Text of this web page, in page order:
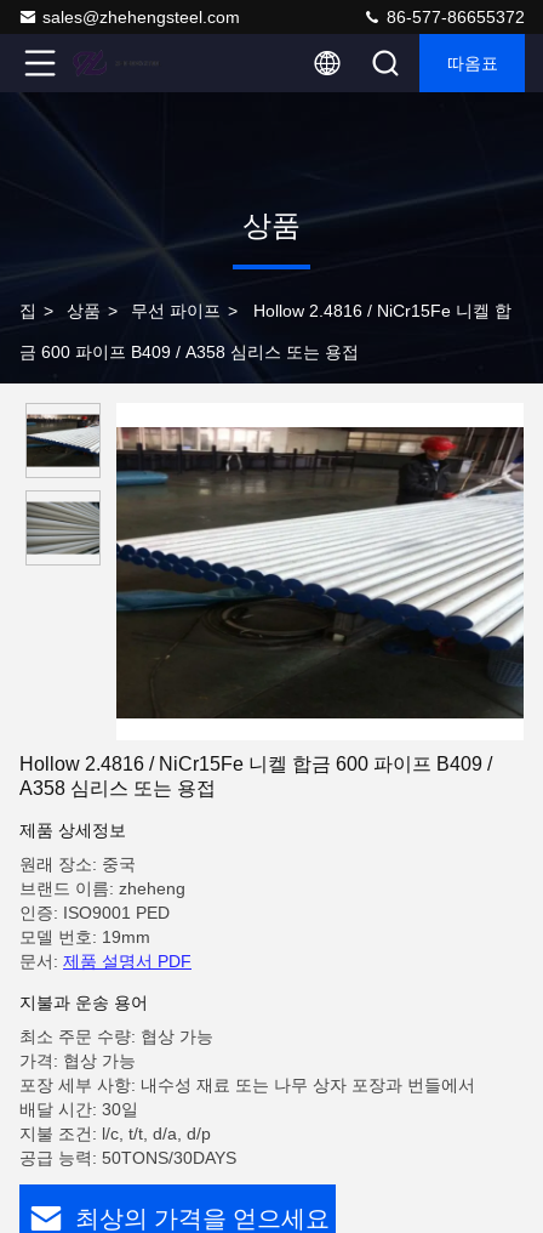
sales@zhehengsteel.com 86-577-86655372
따옴표
상품
집 > 상품 > 무선 파이프 > Hollow 2.4816 / NiCr15Fe 니켈 합
금 600 파이프 B409 / A358 심리스 또는 용접
Hollow 2.4816 / NiCr15Fe 니켈 합금 600 파이프 B409 /
A358 심리스 또는 용접
제품 상세정보
원래 장소: 중국
브랜드 이름: zheheng
인증: ISO9001 PED
모델 번호: 19mm
문서: 제품 설명서 PDF
지불과 운송 용어
최소 주문 수량: 협상 가능
가격: 협상 가능
포장 세부 사항: 내수성 재료 또는 나무 상자 포장과 번들에서
배달 시간: 30일
지불 조건: l/c, t/t, d/a, d/p
공급 능력: 50TONS/30DAYS
최상의 가격을 얻으세요